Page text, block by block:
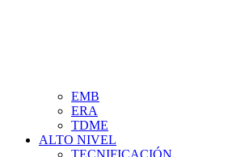
EMB
ERA
TDME
ALTO NIVEL
TECNIFICACIÓN